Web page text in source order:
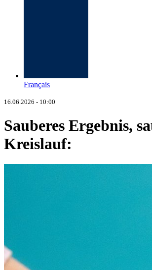
Français
16.06.2026 - 10:00
Sauberes Ergebnis,
Kreislauf: